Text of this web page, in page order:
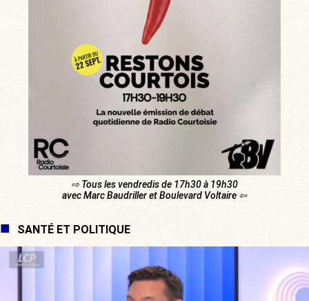
⇨ Tous les vendredis de 17h30 à 19h30
avec Marc Baudriller et Boulevard Voltaire ⇦
SANTÉ ET POLITIQUE